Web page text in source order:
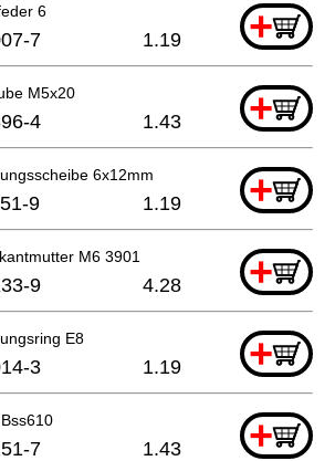
6 +
7 1.19
M5x20 +
4 1.43
6x12mm +
9 1.19
M6 3901 +
9 4.28
E8 +
3 1.19
+
7 1.43